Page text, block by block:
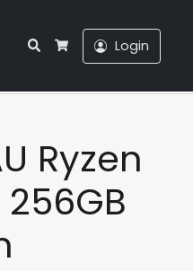
Search
Cart
Login
Ryzen
256GB